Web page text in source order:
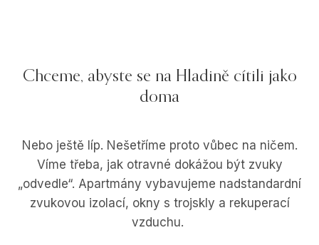
Chceme, abyste se na Hladině cítili jako
doma
Nebo ještě líp. Nešetříme proto vůbec na ničem.
Víme třeba, jak otravné dokážou být zvuky
„odvedle“. Apartmány vybavujeme nadstandardní
zvukovou izolací, okny s trojskly a rekuperací
vzduchu.